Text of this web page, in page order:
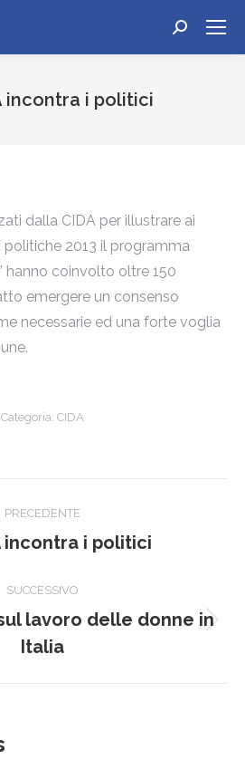
Cerca:
incontra i politici
dalla CIDA per illustrare ai
2013 il programma
hanno coinvolto oltre 150
emergere un consenso
necessarie ed una forte voglia
Categoria: CIDA
PRECEDENTE
Post
incontra i politici
SUCCESSIVO
Prossimo
post:
lavoro delle donne in
Italia